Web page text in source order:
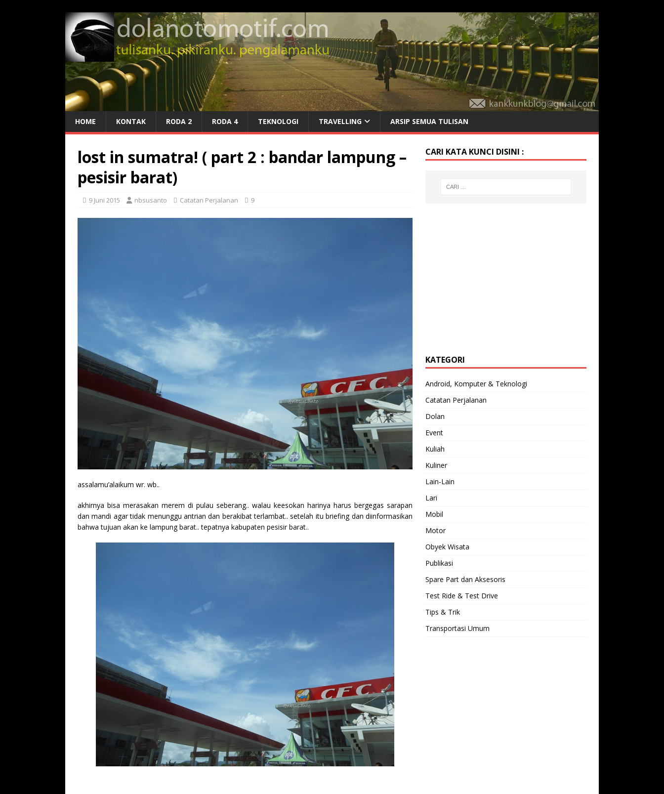
HOME KONTAK RODA 2 RODA 4 TEKNOLOGI TRAVELLING ARSIP SEMUA TULISAN
lost in sumatra! ( part 2 : bandar lampung –
pesisir barat)
9 Juni 2015 nbsusanto Catatan Perjalanan 9
assalamu’alaikum wr. wb..
akhirnya bisa merasakan merem di pulau seberang.. walau keesokan harinya harus bergegas sarapan
dan mandi agar tidak menunggu antrian dan berakibat terlambat.. setelah itu briefing dan diinformasikan
bahwa tujuan akan ke lampung barat.. tepatnya kabupaten pesisir barat..
CARI KATA KUNCI DISINI :
KATEGORI
Android, Komputer & Teknologi
Catatan Perjalanan
Dolan
Event
Kuliah
Kuliner
Lain-Lain
Lari
Mobil
Motor
Obyek Wisata
Publikasi
Spare Part dan Aksesoris
Test Ride & Test Drive
Tips & Trik
Transportasi Umum